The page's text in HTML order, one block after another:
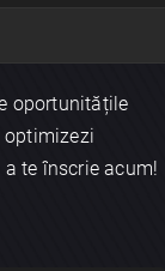
oportunitățile
optimizezi
te înscrie acum!